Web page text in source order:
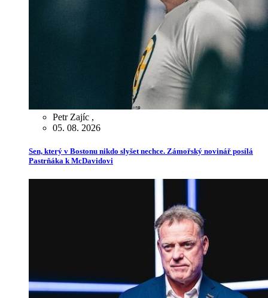
Petr Zajíc ,
05. 08. 2026
Sen, který v Bostonu nikdo slyšet nechce. Zámořský novinář posílá
Pastrňáka k McDavidovi